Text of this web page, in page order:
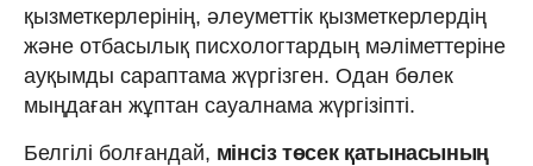
қызметкерлерінің, әлеуметтік қызметкерлердің
және отбасылық писхологтардың мәліметтеріне
ауқымды сараптама жүргізген. Одан бөлек
мыңдаған жұптан сауалнама жүргізіпті.
Белгілі болғандай, мінсіз төсек қатынасының